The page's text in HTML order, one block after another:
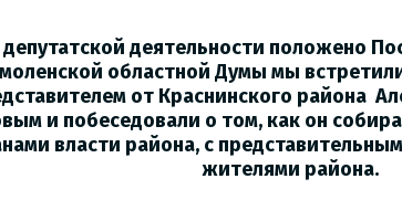
деятельности положено
областной Думы мы
от Краснинского района
и побеседовали о том, как он
власти района, с
жителями района.